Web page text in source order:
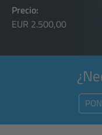
Precio:
EUR 2.500,00